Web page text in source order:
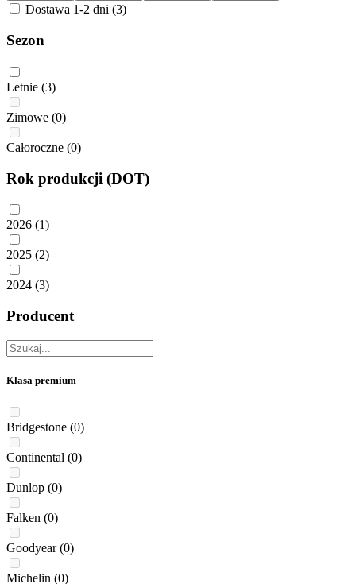
Dostawa 1-2 dni (3)
Sezon
Letnie (3)
Zimowe (0)
Całoroczne (0)
Rok produkcji (DOT)
2026 (1)
2025 (2)
2024 (3)
Producent
Klasa premium
Bridgestone (0)
Continental (0)
Dunlop (0)
Falken (0)
Goodyear (0)
Michelin (0)